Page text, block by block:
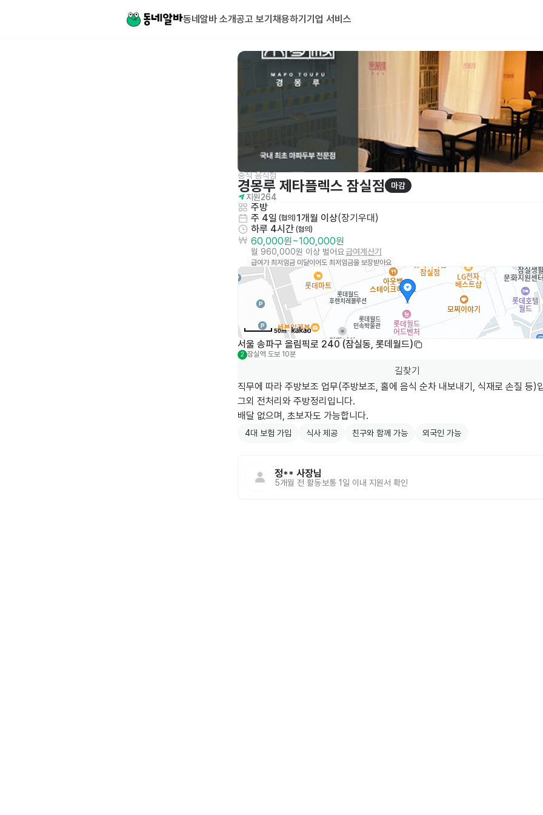
동네알바 소개공고 보기 채용하기 기업 서비스
중식 음식점
경몽루 제타플렉스 잠실점
마감
지원264
주방
주 4일 (협의) 1개월 이상(장기우대 )
하루 4시간 (협의)
60,000원~100,000원
월 960,000원 이상 벌어요급여계산기
급여가 최저임금 미달이어도 최저임금을 보장받아요
50m
서울 송파구 올림픽로 240 (잠실동, 롯데월드)
2 잠실역 도보 10분
길찾기
직무에 따라 주방보조 업무(주방보조, 홀에 음식 순차 내보내기, 식재로 손질 등)
그외 전처리와 주방정리입니다.
배달 없으며, 초보자도 가능합니다.
4대 보험 가입 식사 제공 친구와 함께 가능 외국인 가능
정** 사장님
5개월 전 활동 보통 1일 이내 지원서 확인